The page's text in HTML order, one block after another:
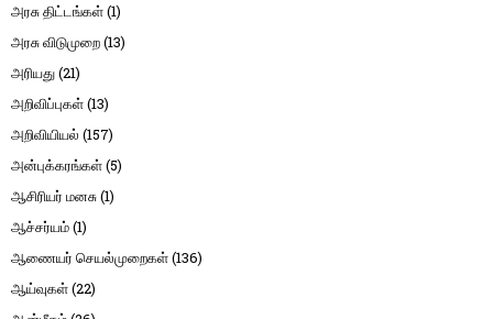
அரசு திட்டங்கள்(1)
அரசு விடுமுறை(13)
அரியது(21)
அறிவிப்புகள்(13)
அறிவியியல் (157)
அன்புக்கரங்கள்(5)
ஆசிரியர் மனசு(1)
ஆச்சர்யம்(1)
ஆணையர் செயல்முறைகள்(136)
ஆய்வுகள்(22)